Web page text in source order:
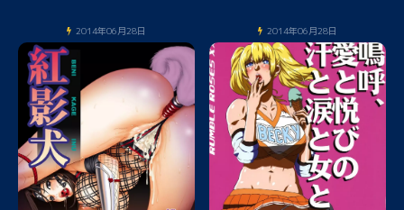
2014年06月28日 2014年06月28日